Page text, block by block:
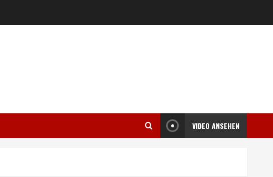
VIDEO ANSEHEN